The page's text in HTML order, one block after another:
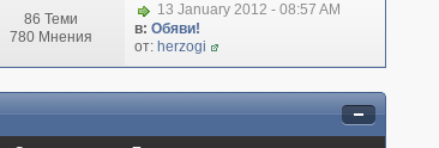
86 Теми
780 Мнения
13 January 2012 - 08:57 AM
в: Обяви!
от: herzogi